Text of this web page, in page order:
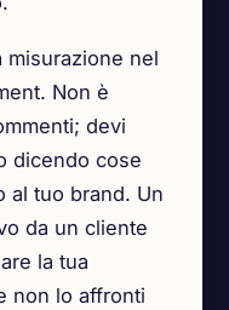
misurazione nel
Non è
devi
dicendo cose
al tuo brand. Un
da un cliente
la tua
non lo affronti